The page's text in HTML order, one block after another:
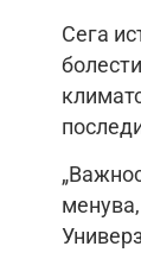
Сега